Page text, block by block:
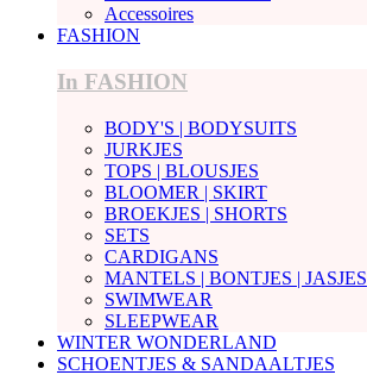
Accessoires
FASHION
In FASHION
BODY'S | BODYSUITS
JURKJES
TOPS | BLOUSJES
BLOOMER | SKIRT
BROEKJES | SHORTS
SETS
CARDIGANS
MANTELS | BONTJES | JASJES
SWIMWEAR
SLEEPWEAR
WINTER WONDERLAND
SCHOENTJES & SANDAALTJES